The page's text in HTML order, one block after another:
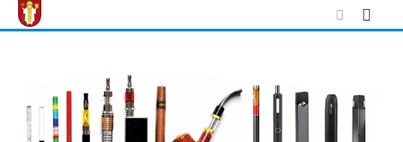
Skip
to